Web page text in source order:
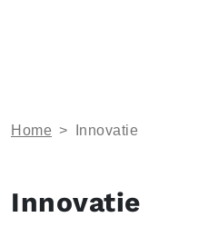
Home > Innovatie
Innovatie